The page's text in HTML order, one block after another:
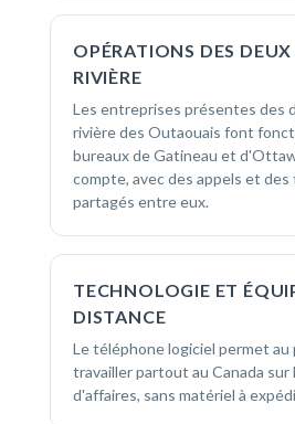
OPÉRATIONS DES
RIVIÈRE
Les entreprises présentes des
rivière des Outaouais font
bureaux de Gatineau et
compte, avec des appels et
partagés entre eux.
TECHNOLOGIE ET
DISTANCE
Le téléphone logiciel permet au
travailler partout au Canada sur
d'affaires, sans matériel à